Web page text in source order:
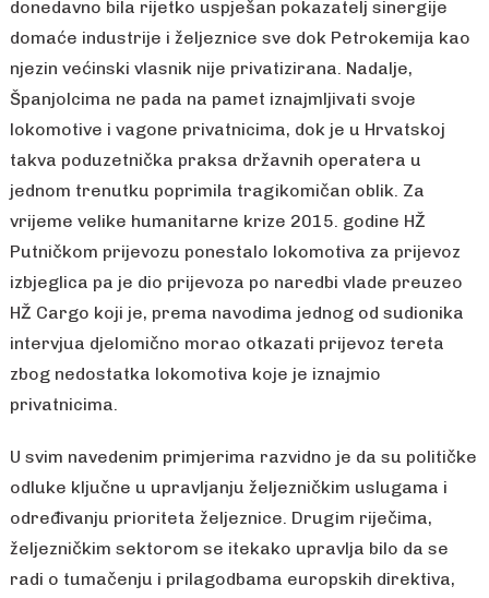
donedavno bila rijetko uspješan pokazatelj sinergije
domaće industrije i željeznice sve dok Petrokemija kao
njezin većinski vlasnik nije privatizirana. Nadalje,
Španjolcima ne pada na pamet iznajmljivati svoje
lokomotive i vagone privatnicima, dok je u Hrvatskoj
takva poduzetnička praksa državnih operatera u
jednom trenutku poprimila tragikomičan oblik. Za
vrijeme velike humanitarne krize 2015. godine HŽ
Putničkom prijevozu ponestalo lokomotiva za prijevoz
izbjeglica pa je dio prijevoza po naredbi vlade preuzeo
HŽ Cargo koji je, prema navodima jednog od sudionika
intervjua djelomično morao otkazati prijevoz tereta
zbog nedostatka lokomotiva koje je iznajmio
privatnicima.
U svim navedenim primjerima razvidno je da su političke
odluke ključne u upravljanju željezničkim uslugama i
određivanju prioriteta željeznice. Drugim riječima,
željezničkim sektorom se itekako upravlja bilo da se
radi o tumačenju i prilagodbama europskih direktiva,